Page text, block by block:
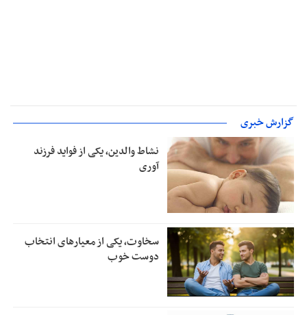
گزارش خبری
نشاط والدین، یکی از فواید فرزند
آوری
سخاوت، یکی از معیارهای انتخاب
دوست خوب